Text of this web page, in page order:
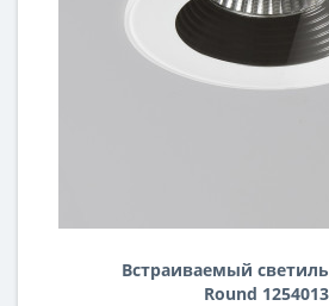
Встраиваемый
Round 1254013